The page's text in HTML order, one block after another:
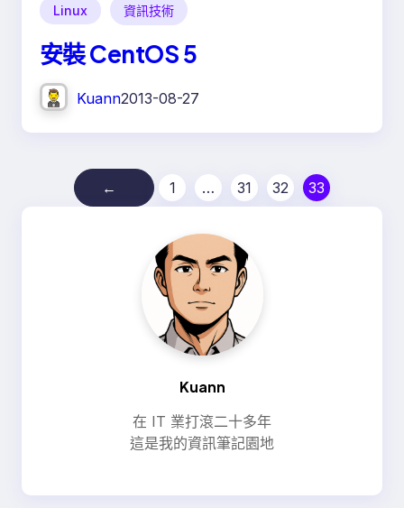
Linux 資訊技術
安裝 CentOS 5
Kuann2013-08-27
← 1 … 31 32 33
Kuann
在 IT 業打滾二十多年
這是我的資訊筆記園地